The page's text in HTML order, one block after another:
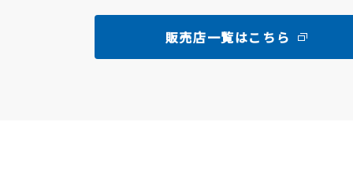
販売店一覧はこちら